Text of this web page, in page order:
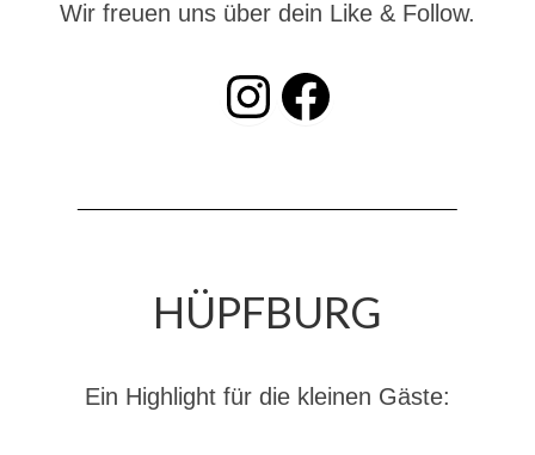
Dienstplan Dekon-Zug
Wir freuen uns über dein Like & Follow.
INSTAGRAM Facebook
HÜPFBURG
Ein Highlight für die kleinen Gäste: